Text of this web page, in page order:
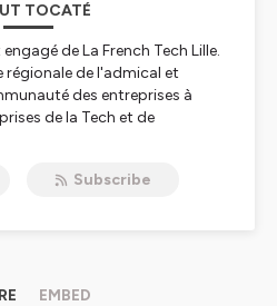
TOCATÉ
de La French Tech Lille.
régionale de l'admical et
des entreprises à
de la Tech et de
est une invitation à passer à
Subscribe
EMBED